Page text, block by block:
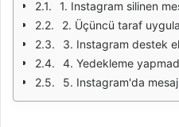
1. Instagram silinen
2. Üçüncü taraf
3. Instagram destek ekibi
4. Yedekleme yapmadan
5. Instagram'da